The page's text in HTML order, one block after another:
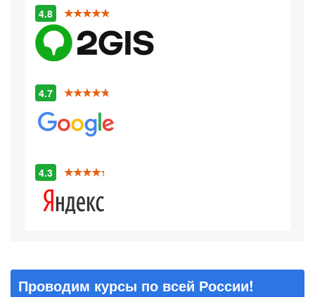
4.8
4.7
4.3
Проводим курсы по всей России!